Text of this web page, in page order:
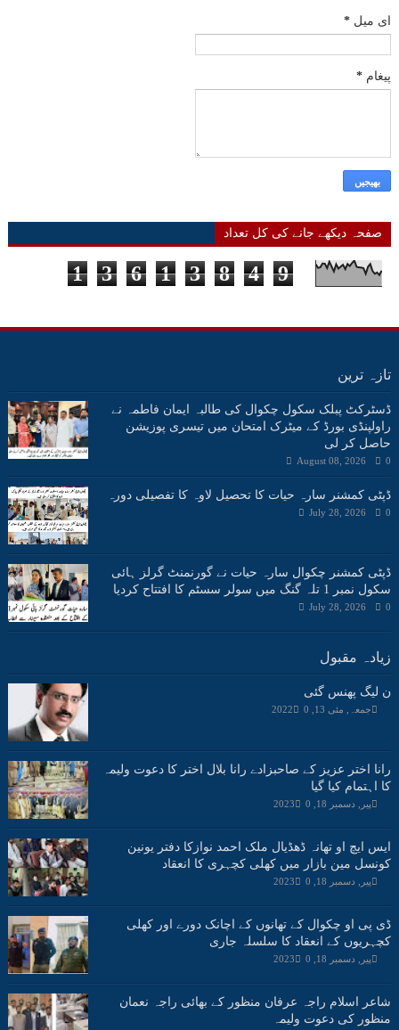
ای میل *
پیغام *
صفحہ دیکھے جانے کی کل تعداد
1 3 6 1 3 8 4 9
تازہ ترین
ڈسٹرکٹ پبلک سکول چکوال کی طالبہ ایمان فاطمہ نے
راولپنڈی بورڈ کے میٹرک امتحان میں تیسری پوزیشن
حاصل کر لی
August 08, 2026 0
ڈپٹی کمشنر سارہ حیات کا تحصیل لاوہ کا تفصیلی دورہ
July 28, 2026 0
ڈپٹی کمشنر چکوال سارہ حیات نے گورنمنٹ گرلز ہائی
سکول نمبر 1 تلہ گنگ میں سولر سسٹم کا افتتاح کردیا
July 28, 2026 0
زیادہ مقبول
ن لیگ پھنس گئی
جمعہ, مئی 13, 2022 0
رانا اختر عزیز کے صاحبزادے رانا بلال اختر کا دعوت ولیمہ
کا اہتمام کیا گیا
پیر, دسمبر 18, 2023 0
ایس ایچ او تھانہ ڈھڈیال ملک احمد نوازکا دفتر یونین
کونسل مین بازار میں کھلی کچہری کا انعقاد
پیر, دسمبر 18, 2023 0
ڈی پی او چکوال کے تھانوں کے اچانک دورے اور کھلی
کچہریوں کے انعقاد کا سلسلہ جاری
پیر, دسمبر 18, 2023 0
شاعر اسلام راجہ عرفان منظور کے بھائی راجہ نعمان
منظور کی دعوت ولیمہ